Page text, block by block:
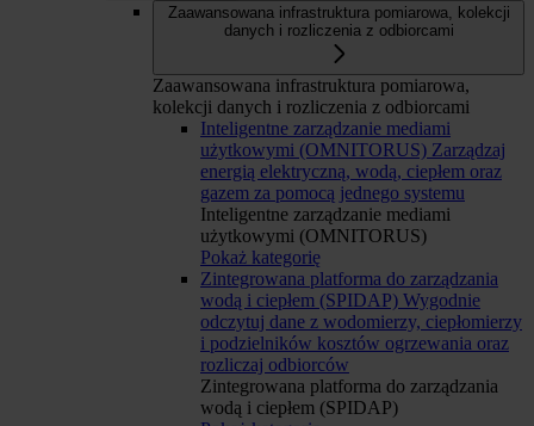
Zaawansowana infrastruktura pomiarowa, kolekcji
danych i rozliczenia z odbiorcami
Zaawansowana infrastruktura pomiarowa,
kolekcji danych i rozliczenia z odbiorcami
Inteligentne zarządzanie mediami
użytkowymi (OMNITORUS) Zarządzaj
energią elektryczną, wodą, ciepłem oraz
gazem za pomocą jednego systemu
Inteligentne zarządzanie mediami
użytkowymi (OMNITORUS)
Pokaż kategorię
Zintegrowana platforma do zarządzania
wodą i ciepłem (SPIDAP) Wygodnie
odczytuj dane z wodomierzy, ciepłomierzy
i podzielników kosztów ogrzewania oraz
rozliczaj odbiorców
Zintegrowana platforma do zarządzania
wodą i ciepłem (SPIDAP)